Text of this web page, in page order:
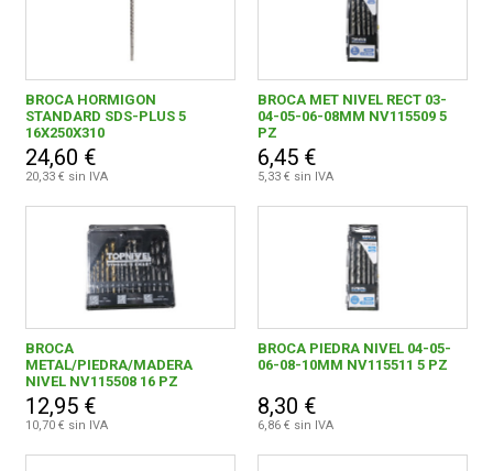
BROCA HORMIGON
STANDARD SDS-PLUS 5
16X250X310
24,60 €
20,33 € sin IVA
BROCA MET NIVEL RECT 03-
04-05-06-08MM NV115509 5
PZ
6,45 €
5,33 € sin IVA
BROCA
METAL/PIEDRA/MADERA
NIVEL NV115508 16 PZ
12,95 €
10,70 € sin IVA
BROCA PIEDRA NIVEL 04-05-
06-08-10MM NV115511 5 PZ
8,30 €
6,86 € sin IVA